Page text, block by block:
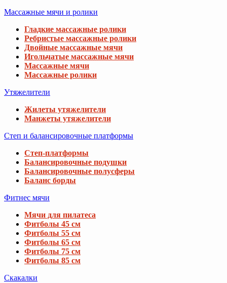
Массажные мячи и ролики
Гладкие массажные ролики
Ребристые массажные ролики
Двойные массажные мячи
Игольчатые массажные мячи
Массажные мячи
Массажные ролики
Утяжелители
Жилеты утяжелители
Манжеты утяжелители
Степ и балансировочные платформы
Степ-платформы
Балансировочные подушки
Балансировочные полусферы
Баланс борды
Фитнес мячи
Мячи для пилатеса
Фитболы 45 см
Фитболы 55 см
Фитболы 65 см
Фитболы 75 см
Фитболы 85 см
Скакалки